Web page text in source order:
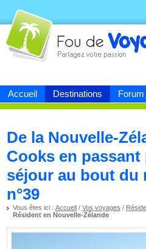
Accueil Destinations Forum
Fou devoyage
De la Nouvelle-
Cooks en
séjour au bout du
n°39
Vous êtes ici :Accueil /Vos voyages /
Résident en Nouvelle-Zélande